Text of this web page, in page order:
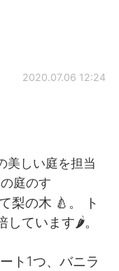
2020.07.06 12:24
美しい庭を担当
庭のす
梨の木 🍐。 ト
ています🌶。
ト1つ、バニラ